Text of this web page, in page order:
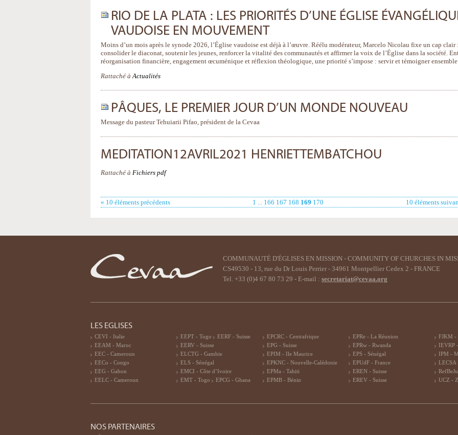
RIO DE LA PLATA : LES PRIORITÉS D’UNE ÉGLISE
VAUDOISE EN MOUVEMENT
Moins d’un mois après le synode 2026, l’Église vaudoise est déjà à l’œuvre. Réélu modérateur, Marcelo Nicolau fixe un cap clair :
consolider le diaconat, soutenir les jeunes, renforcer la vitalité des communautés et affirmer la voix de l’Église dans la société.
réorganisation financière, engagement œcuménique et réflexion théologique, une priorité s’impose : servir et témoigner
Rattaché à Actualités
PÂQUES, LE PREMIER JOUR D’UN MONDE NOUVEAU
Message du pasteur Tehuiarii Pifao, président de la Cevaa
MEDITATION12AVRIL2021 HENRIETTEMBATCHOU
Rattaché à Fichiers pdf
« 10 éléments précédents 10 éléments
1 ... 166 167 168 169 170
COMMUNAUTÉ D'ÉGLISES EN MISSION - COMMUNITY OF CHURCHES IN
CS49530 - 13, rue du Dr Louis Perrier - 34961 Montpellier Cedex 2 - FRANCE
Tel. +33 (0)4 67 80 73 29 - E-mail : secretariat@cevaa.org
LES EGLISES
CEVI - Italie
EEAM - Maroc
EEC - Cameroun
EECo - Congo
EEG - Gabon
EELC - Cameroun
EEPT - Togo
EERF - Suisse
EERV - Suisse
ELCTG - Gambie
ELS - Sénégal
EMCI - Côte d’Ivoire
EMT - Togo
EPCG - Ghana
EPCRC - Centrafrique
EPG - Suisse
EPIM - Ile Maurice
EPKNC - Nouvelle-Calédonie
EPMa - Tahiti
EPMB - Bénin
EPRe - La Réunion
EPRw - Rwanda
EPS - Sénégal
EPUdF - France
EREN - Suisse
EREV - Suisse
FJKM -
IEVRP
IPM -
LECSA
UCZ -
NOS PARTENAIRES